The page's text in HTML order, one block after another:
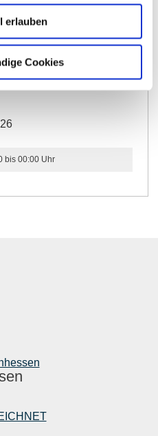
erlauben
Cookies
& Downloads
bis 00:00 Uhr